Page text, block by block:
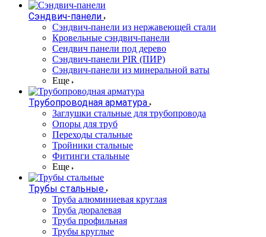
Сэндвич-панели
Cэндвич-панели из нержавеющей стали
Кровельные сэндвич-панели
Сендвич панели под дерево
Сэндвич-панели PIR (ПИР)
Сэндвич-панели из минеральной ваты
Еще
Трубопроводная арматура
Заглушки стальные для трубопровода
Опоры для труб
Переходы стальные
Тройники стальные
Фитинги стальные
Еще
Трубы стальные
Труба алюминиевая круглая
Труба дюралевая
Труба профильная
Трубы круглые